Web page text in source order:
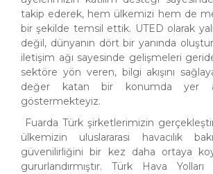
takip ederek, hem ülkemizi hem de
bir şekilde temsil ettik. UTED olarak
değil, dünyanın dört bir yanında
iletişim ağı sayesinde gelişmeleri
sektöre yön veren, bilgi akışını
değer katan bir konumda yer
göstermekteyiz.
Fuarda Türk şirketlerimizin
ülkemizin uluslararası havacılık
güvenilirliğini bir kez daha ortaya
gururlandırmıştır. Türk Hava Yolları